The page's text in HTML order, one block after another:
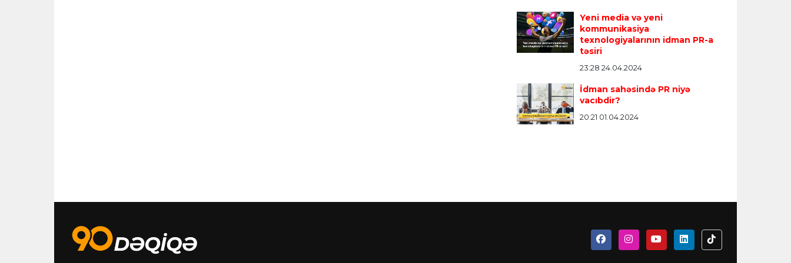
Yeni media və yeni
kommunikasiya
texnologiyalarının idman PR-a
təsiri
23:28 24.04.2024
İdman sahəsində PR niyə
vacıbdir?
20:21 01.04.2024